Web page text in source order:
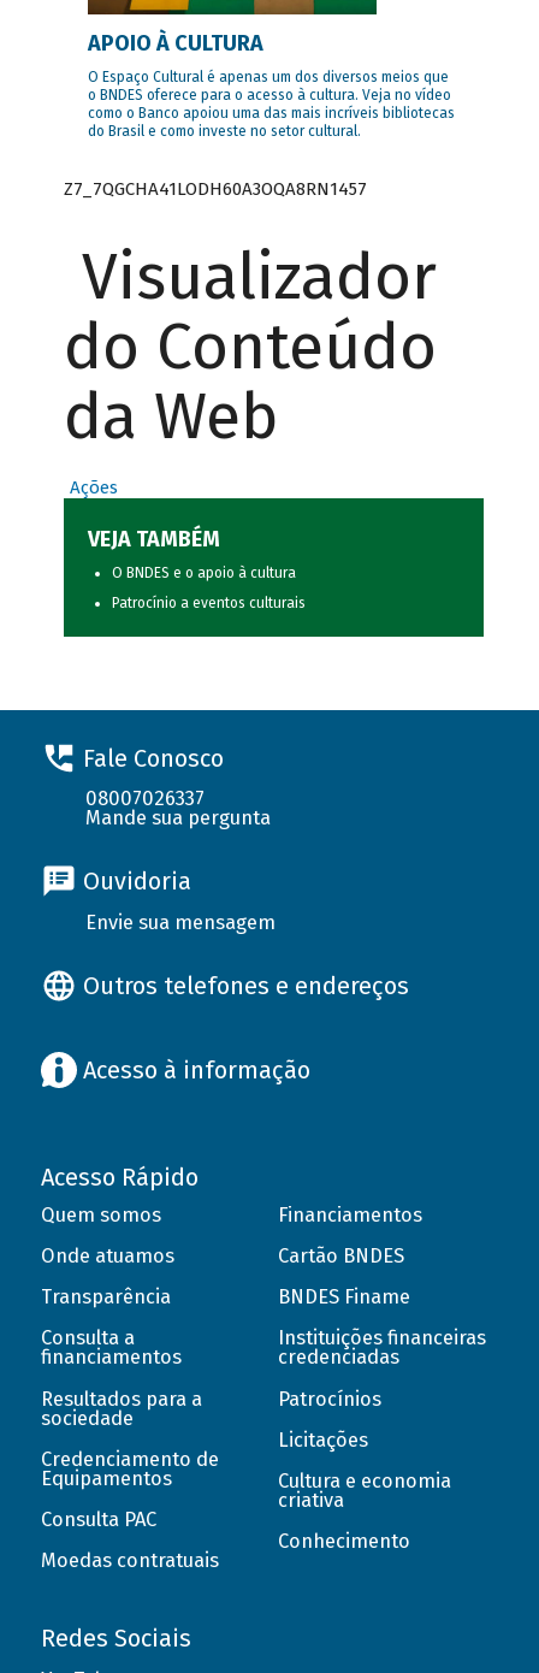
APOIO À CULTURA
O Espaço Cultural é apenas um dos diversos meios que
o BNDES oferece para o acesso à cultura. Veja no vídeo
como o Banco apoiou uma das mais incríveis bibliotecas
do Brasil e como investe no setor cultural.
Z7_7QGCHA41LODH60A3OQA8RN1457
Visualizador
do Conteúdo
da Web
Ações
VEJA TAMBÉM
O BNDES e o apoio à cultura
Patrocínio a eventos culturais
Fale Conosco
08007026337
Mande sua pergunta
Ouvidoria
Envie sua mensagem
Outros telefones e endereços
Acesso à informação
Acesso Rápido
Quem somos
Onde atuamos
Transparência
Consulta a
financiamentos
Resultados para a
sociedade
Credenciamento de
Equipamentos
Consulta PAC
Moedas contratuais
Financiamentos
Cartão BNDES
BNDES Finame
Instituições financeiras
credenciadas
Patrocínios
Licitações
Cultura e economia
criativa
Conhecimento
Redes Sociais